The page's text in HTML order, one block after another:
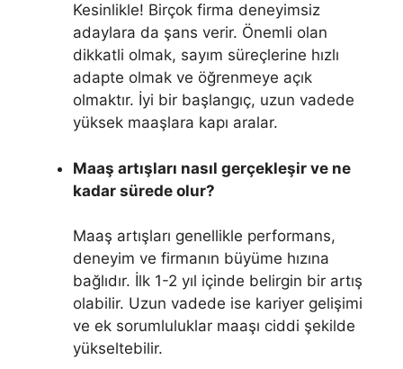
Kesinlikle! Birçok firma deneyimsiz
adaylara da şans verir. Önemli olan
dikkatli olmak, sayım süreçlerine hızlı
adapte olmak ve öğrenmeye açık
olmaktır. İyi bir başlangıç, uzun vadede
yüksek maaşlara kapı aralar.
Maaş artışları nasıl gerçekleşir ve ne
kadar sürede olur?
Maaş artışları genellikle performans,
deneyim ve firmanın büyüme hızına
bağlıdır. İlk 1-2 yıl içinde belirgin bir artış
olabilir. Uzun vadede ise kariyer gelişimi
ve ek sorumluluklar maaşı ciddi şekilde
yükseltebilir.